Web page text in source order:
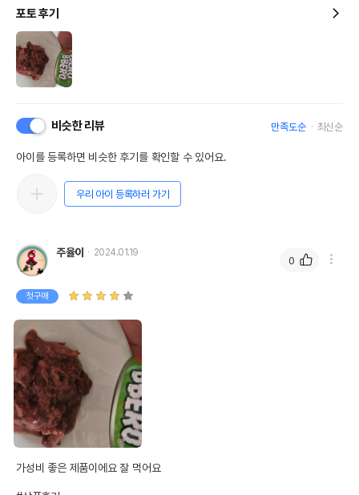
포토 후기
비슷한 리뷰 만족도순 최신순
아이를 등록하면 비슷한 후기를 확인할 수 있어요.
우리 아이 등록하러 가기
주율이 2024.01.19
첫구매
가성비 좋은 제품이에요 잘 먹어요
0